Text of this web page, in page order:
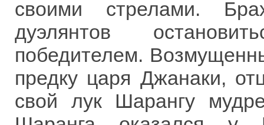
своими стрелами.
дуэлянтов
победителем.
предку царя Джанаки,
свой лук Шарангу